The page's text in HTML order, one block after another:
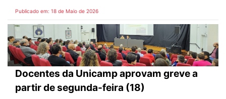
Publicado em: 18 de Maio de 2026
Docentes da Unicamp aprovam greve a
partir de segunda-feira (18)